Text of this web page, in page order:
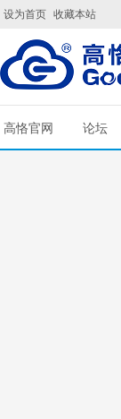
设为首页 收藏本站
高恪官网 论坛